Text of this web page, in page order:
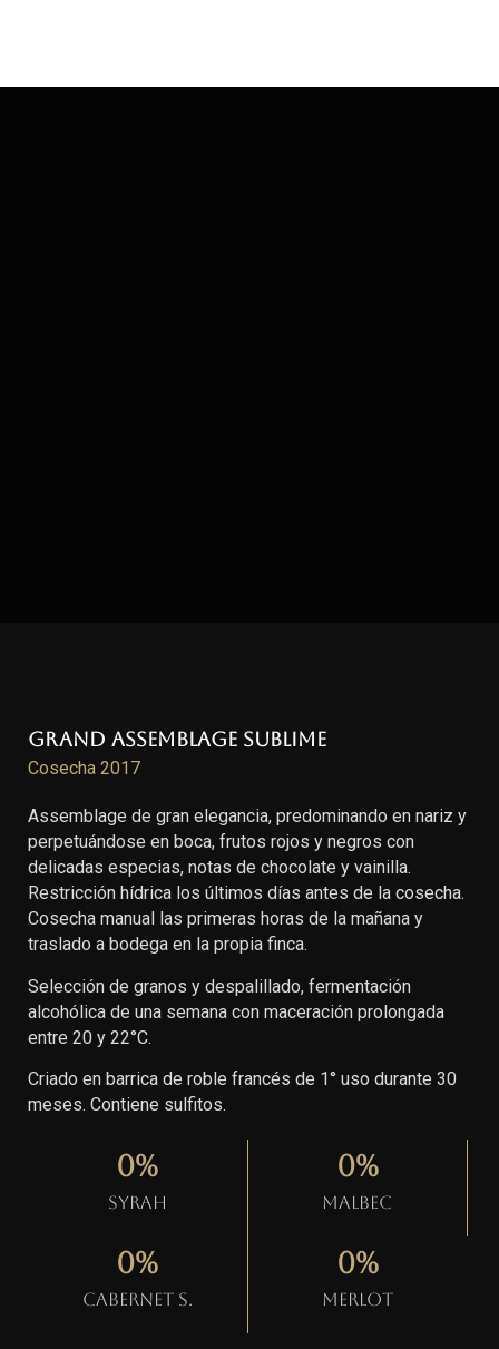
Grand Assemblage Sublime
Cosecha 2017
Assemblage de gran elegancia, predominando en nariz y
perpetuándose en boca, frutos rojos y negros con
delicadas especias, notas de chocolate y vainilla.
Restricción hídrica los últimos días antes de la cosecha.
Cosecha manual las primeras horas de la mañana y
traslado a bodega en la propia finca.
Selección de granos y despalillado, fermentación
alcohólica de una semana con maceración prolongada
entre 20 y 22°C.
Criado en barrica de roble francés de 1° uso durante 30
meses. Contiene sulfitos.
Syrah
0%
Malbec
0%
Cabernet S.
0%
Merlot
0%